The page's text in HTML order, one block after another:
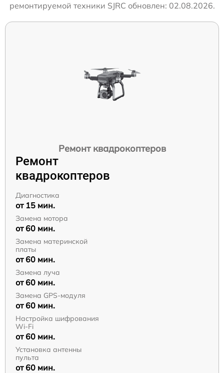
ремонтируемой техники SJRC обновлен: 02.08.2026.
Ремонт квадрокоптеров
Ремонт
квадрокоптеров
Диагностика
от 15 мин.
Замена мотора
от 60 мин.
Замена материнской
платы
от 60 мин.
Замена луча
от 60 мин.
Замена GPS-модуля
от 60 мин.
Настройка шифрования
Wi-Fi
от 60 мин.
Установка антенны
пульта
от 60 мин.